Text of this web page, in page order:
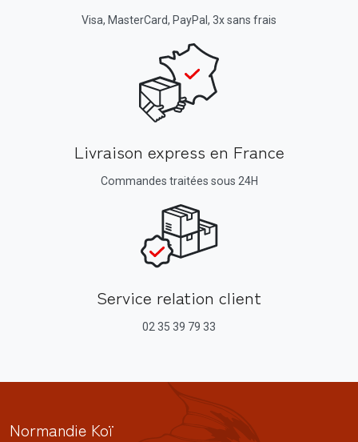
Visa, MasterCard, PayPal, 3x sans frais
Livraison express en France
Commandes traitées sous 24H
Service relation client
02 35 39 79 33
Normandie Koï